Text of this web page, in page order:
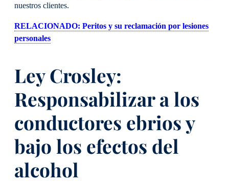
nuestros clientes.
RELACIONADO: Peritos y su reclamación por lesiones
personales
Ley Crosley:
Responsabilizar a los
conductores ebrios y
bajo los efectos del
alcohol